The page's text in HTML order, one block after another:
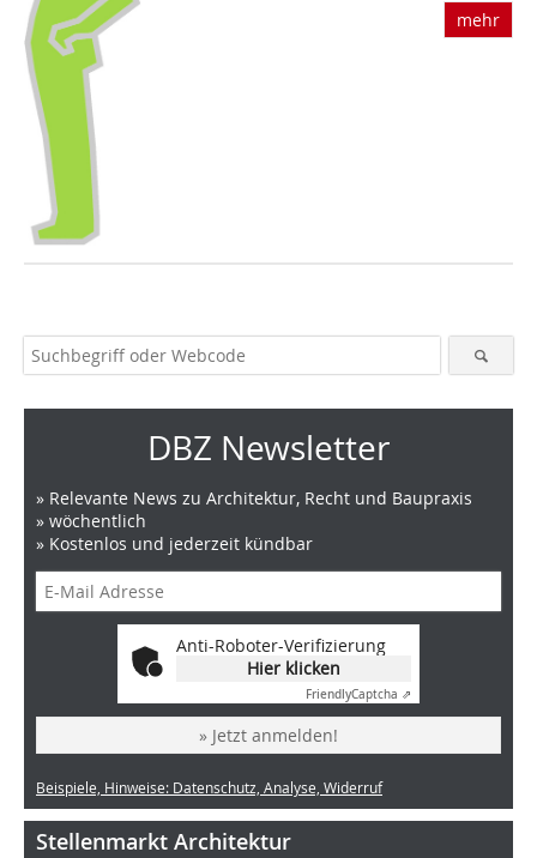
mehr
DBZ Newsletter
» Relevante News zu Architektur, Recht und Baupraxis
» wöchentlich
» Kostenlos und jederzeit kündbar
Anti-Roboter-Verifizierung
Hier klicken
FriendlyCaptcha ⇗
» Jetzt anmelden!
Beispiele, Hinweise: Datenschutz, Analyse, Widerruf
Stellenmarkt Architektur